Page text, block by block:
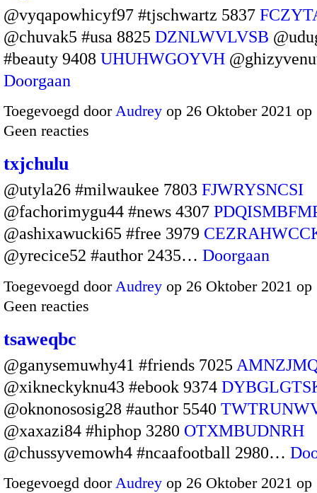
@vyqapowhicyf97 #tjschwartz 5837
@chuvak5 #usa 8825 DZNLWVLVSB
#beauty 9408 UHUHWGOYVH
Doorgaan
Toegevoegd doorAudrey op 26 Oktober 2021
Geen reacties
txjchulu
@utyla26 #milwaukee 7803 FJWRYSNCSI
@fachorimygu44 #news 4307
@ashixawucki65 #free 3979
@yrecice52 #author 2435… Doorgaan
Toegevoegd door Audrey op 26 Oktober 2021
Geen reacties
tsaweqbc
@ganysemuwhy41 #friends 7025
@xikneckyknu43 #ebook 9374
@oknonososig28 #author 5540
@xaxazi84 #hiphop 3280 OTXMBUDNRH
@chussyvemowh4 #ncaafootball 2980…
Toegevoegd doorAudrey op 26 Oktober 2021